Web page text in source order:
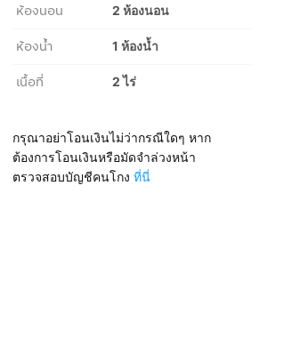
ห้องนอน 2 ห้องนอน
ห้องน้ำ 1 ห้องน้ำ
เนื้อที่ 2 ไร่
กรุณาอย่าโอนเงินไม่ว่ากรณีใดๆ หาก
ต้องการโอนเงินหรือมัดจำล่วงหน้า
ตรวจสอบบัญชีคนโกง ที่นี่